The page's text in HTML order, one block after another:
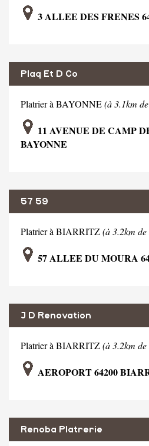
3 ALLEE DES FRENES
Plaq Et D Co
Platrier à BAYONNE(à 3.1km
11 AVENUE DE CAMP
BAYONNE
57 59
Platrier à BIARRITZ(à 3.2km de
57 ALLEE DU MOURA
J D Renovation
Platrier à BIARRITZ(à 3.2km de
AEROPORT 64200
Renoba Platrerie